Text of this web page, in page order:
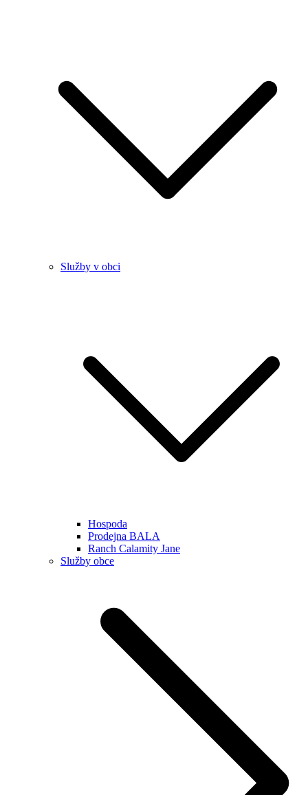
Služby v obci
Hospoda
Prodejna BALA
Ranch Calamity Jane
Služby obce